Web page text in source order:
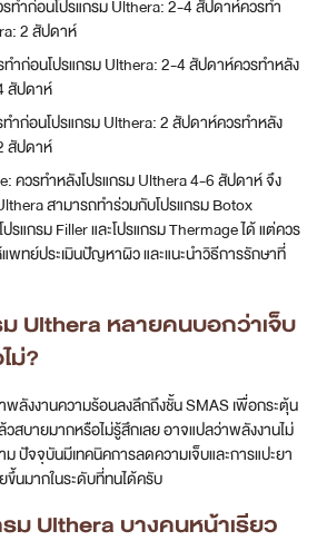
ทำก่อนโปรแกรม Ulthera: 2-4 สัปดาห์ควรทำ
2 สัปดาห์
ำก่อนโปรแกรม Ulthera: 2-4 สัปดาห์ควรทำหลัง
สัปดาห์
ทำก่อนโปรแกรม Ulthera: 2 สัปดาห์ควรทำหลัง
สัปดาห์
ควรทำหลังโปรแกรม Ulthera 4-6 สัปดาห์ จึง
สามารถทำร่วมกับโปรแกรม Botox
รแกรม Filler และโปรแกรม Thermage ได้ แต่ควร
พทย์ประเมินปัญหาผิว และแนะนำวิธีการรักษาที่
ม Ulthera หลายคนบอกว่าเจ็บ
ม่?
ลังงานความร้อนลงลึกถึงชั้น SMAS เพื่อกระตุ้น
สบายมากหรือไม่รู้สึกเลย อาจแปลว่าพลังงานไม่
ปัจจุบันมีเทคนิคการลดความเจ็บและการแปะยา
ขึ้นมากในระดับที่ทนได้ครับ
รม Ulthera บางคนหน้าเรียว